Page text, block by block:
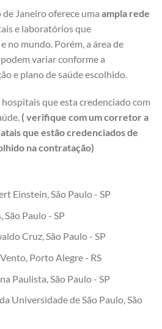
de Janeiro oferece uma ampla rede
e laboratórios que
e no mundo. Porém, a área de
variar conforme a
e plano de saúde escolhido.
que esta credenciado com
( verifique com um corretor a
que estão credenciados de
na contratação)
Einstein, São Paulo - SP
Paulo - SP
Cruz, São Paulo - SP
Porto Alegre - RS
Paulista, São Paulo - SP
Universidade de São Paulo, São